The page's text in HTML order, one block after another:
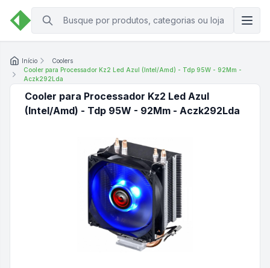
Início
Coolers
Cooler para Processador Kz2 Led Azul (Intel/Amd) - Tdp 95W - 92Mm -
Aczk292Lda
Cooler para Processador Kz2 Led Azul
(Intel/Amd) - Tdp 95W - 92Mm - Aczk292Lda